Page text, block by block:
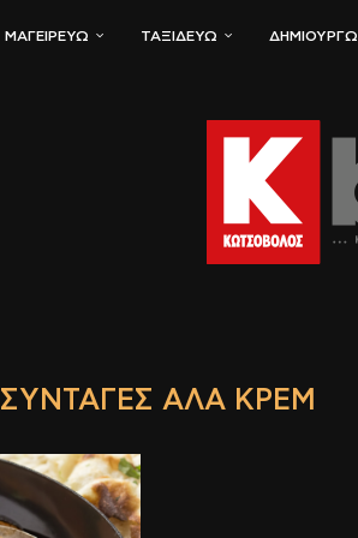
ΜΑΓΕΙΡΕΎΩ ΤΑΞΙΔΕΎΩ ΔΗΜΙΟΥΡΓΏ
ΣΥΝΤΑΓΈΣ ΑΛΑ ΚΡΕΜ